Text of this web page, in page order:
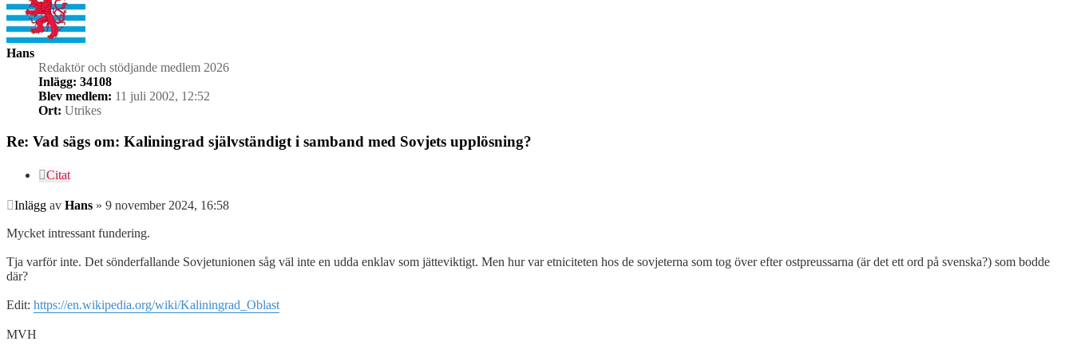
Hans
Redaktör och stödjande medlem 2026
Inlägg: 34108
Blev medlem: 11 juli 2002, 12:52
Ort: Utrikes
Re: Vad sägs om: Kaliningrad självständigt i samband med Sovjets upplösning?
Citat
Inlägg av Hans » 9 november 2024, 16:58
Mycket intressant fundering.
Tja varför inte. Det sönderfallande Sovjetunionen såg väl inte en udda enklav som jätteviktigt. Men hur var etniciteten hos de sovjeterna som tog över efter ostpreussarna (är det ett ord på svenska?) som bodde
där?
Edit: https://en.wikipedia.org/wiki/Kaliningrad_Oblast
MVH